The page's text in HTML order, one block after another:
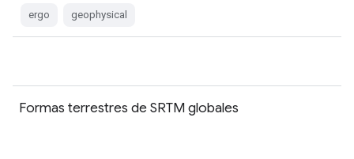
ergo geophysical
Formas terrestres de SRTM globales